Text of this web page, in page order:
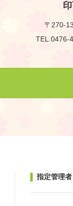
〒270-
TEL.0476-
指定管理者